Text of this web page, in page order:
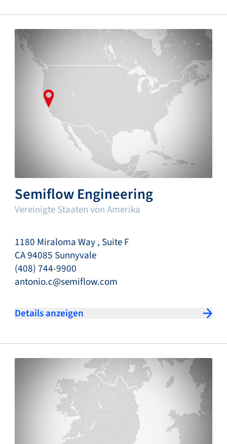
Semiflow Engineering
Vereinigte Staaten von Amerika
1180 Miraloma Way , Suite F
CA 94085 Sunnyvale
(408) 744-9900
antonio.c@semiflow.com
Details anzeigen